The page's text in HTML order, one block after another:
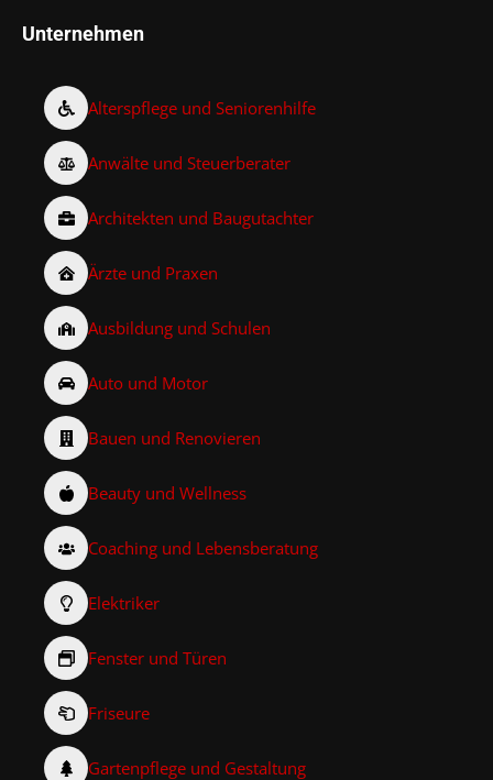
Unternehmen
Alterspflege und Seniorenhilfe
Anwälte und Steuerberater
Architekten und Baugutachter
Ärzte und Praxen
Ausbildung und Schulen
Auto und Motor
Bauen und Renovieren
Beauty und Wellness
Coaching und Lebensberatung
Elektriker
Fenster und Türen
Friseure
Gartenpflege und Gestaltung